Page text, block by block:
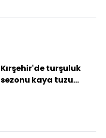
Kırşehir'de turşuluk
sezonu kaya tuzu